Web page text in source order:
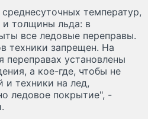
температур,
и толщины льда: в
все ледовые переправы.
техники запрещен. На
установлены
а кое-где, чтобы не
и техники на лед,
ледовое покрытие", -